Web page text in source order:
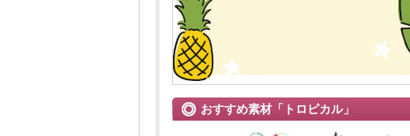
おすすめ素材「トロピカル」